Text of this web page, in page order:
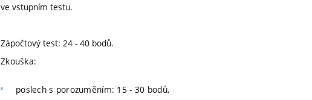
ve vstupním testu.
Zápočtový test: 24 - 40 bodů.
Zkouška:
poslech s porozuměním: 15 - 30 bodů,